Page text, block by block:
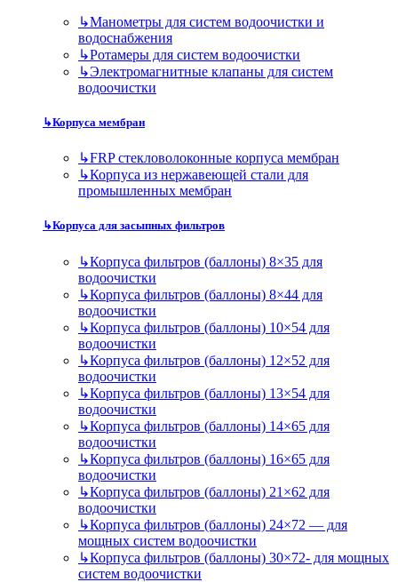
↳Манометры для систем водоочистки и
водоснабжения
↳Ротамеры для систем водоочистки
↳Электромагнитные клапаны для систем
водоочистки
↳Корпуса мембран
↳FRP стекловолоконные корпуса мембран
↳Корпуса из нержавеющей стали для
промышленных мембран
↳Корпуса для засыпных фильтров
↳Корпуса фильтров (баллоны) 8×35 для
водоочистки
↳Корпуса фильтров (баллоны) 8×44 для
водоочистки
↳Корпуса фильтров (баллоны) 10×54 для
водоочистки
↳Корпуса фильтров (баллоны) 12×52 для
водоочистки
↳Корпуса фильтров (баллоны) 13×54 для
водоочистки
↳Корпуса фильтров (баллоны) 14×65 для
водоочистки
↳Корпуса фильтров (баллоны) 16×65 для
водоочистки
↳Корпуса фильтров (баллоны) 21×62 для
водоочистки
↳Корпуса фильтров (баллоны) 24×72 — для
мощных систем водоочистки
↳Корпуса фильтров (баллоны) 30×72- для мощных
систем водоочистки